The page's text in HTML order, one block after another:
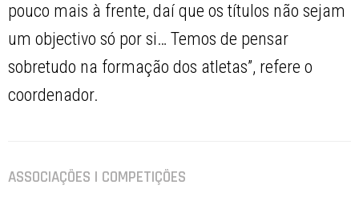
pouco mais à frente, daí que os títulos não sejam
um objectivo só por si… Temos de pensar
sobretudo na formação dos atletas”, refere o
coordenador.
ASSOCIAÇÕES | COMPETIÇÕES